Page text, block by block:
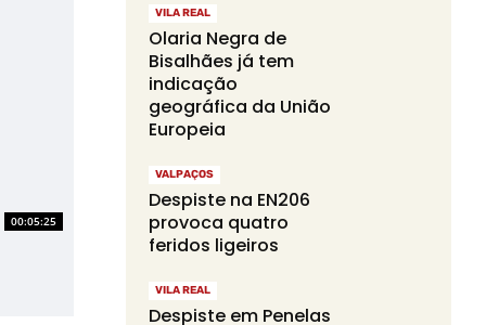
00:05:25
VILA REAL
Olaria Negra de
Bisalhães já tem
indicação
geográfica da União
Europeia
VALPAÇOS
Despiste na EN206
provoca quatro
feridos ligeiros
VILA REAL
Despiste em Penelas